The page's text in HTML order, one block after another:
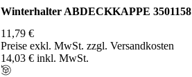
Winterhalter ABDECKKAPPE 3501158
11,79 €
Preise exkl. MwSt. zzgl. Versandkosten
14,03 € inkl. MwSt.